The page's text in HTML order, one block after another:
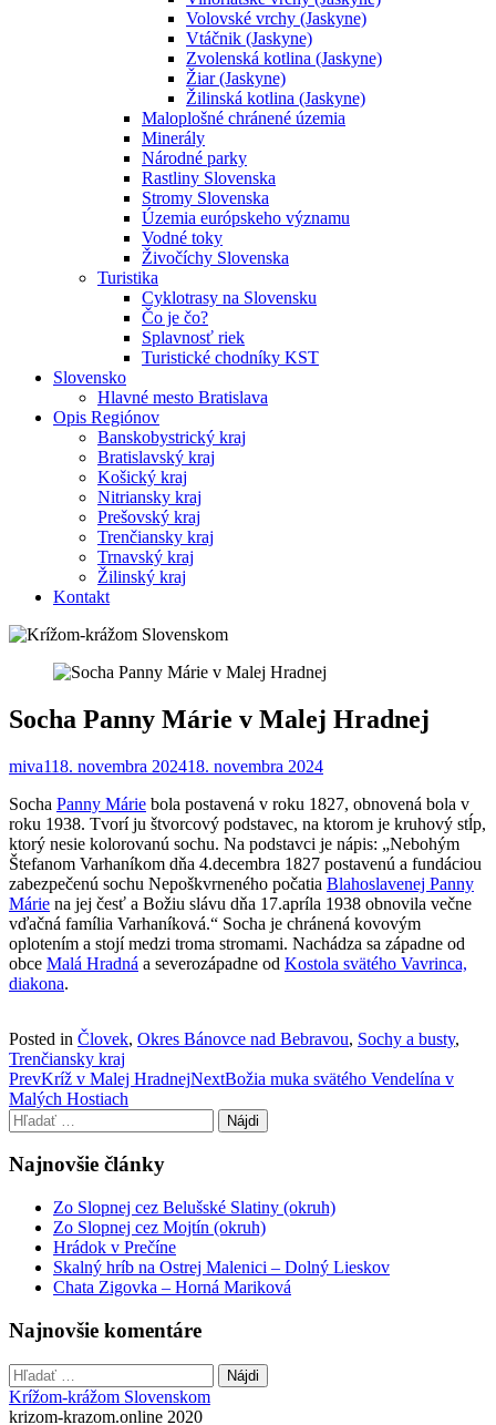
Volovské vrchy (Jaskyne)
Vtáčnik (Jaskyne)
Zvolenská kotlina (Jaskyne)
Žiar (Jaskyne)
Žilinská kotlina (Jaskyne)
Maloplošné chránené územia
Minerály
Národné parky
Rastliny Slovenska
Stromy Slovenska
Územia európskeho významu
Vodné toky
Živočíchy Slovenska
Turistika
Cyklotrasy na Slovensku
Čo je čo?
Splavnosť riek
Turistické chodníky KST
Slovensko
Hlavné mesto Bratislava
Opis Regiónov
Banskobystrický kraj
Bratislavský kraj
Košický kraj
Nitriansky kraj
Prešovský kraj
Trenčiansky kraj
Trnavský kraj
Žilinský kraj
Kontakt
Socha Panny Márie v Malej Hradnej
miva118. novembra 202418. novembra 2024
Socha Panny Márie bola postavená v roku 1827, obnovená bola v
roku 1938. Tvorí ju štvorcový podstavec, na ktorom je kruhový stĺp,
ktorý nesie kolorovanú sochu. Na podstavci je nápis: „Nebohým
Štefanom Varhaníkom dňa 4.decembra 1827 postavenú a fundáciou
zabezpečenú sochu Nepoškvrneného počatia Blahoslavenej Panny
Márie na jej česť a Božiu slávu dňa 17.apríla 1938 obnovila večne
vďačná família Varhaníková.“ Socha je chránená kovovým
oplotením a stojí medzi troma stromami. Nachádza sa západne od
obce Malá Hradná a severozápadne od Kostola svätého Vavrinca,
diakona.
Posted in Človek, Okres Bánovce nad Bebravou, Sochy a busty,
Trenčiansky kraj
Post
navigation
PrevKríž v Malej HradnejNextBožia muka svätého Vendelína v
Malých Hostiach
Hľadať:
Najnovšie články
Zo Slopnej cez Belušské Slatiny (okruh)
Zo Slopnej cez Mojtín (okruh)
Hrádok v Prečíne
Skalný hríb na Ostrej Malenici – Dolný Lieskov
Chata Zigovka – Horná Mariková
Najnovšie komentáre
Hľadať:
Krížom-krážom Slovenskom
krizom-krazom.online 2020